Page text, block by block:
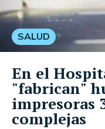
SALUD
En el
"fabrican"
impresoras
complejas